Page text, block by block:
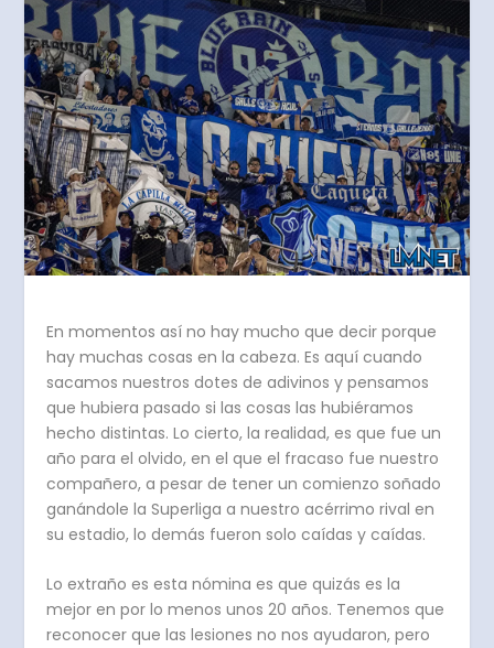
En momentos así no hay mucho que decir porque
hay muchas cosas en la cabeza. Es aquí cuando
sacamos nuestros dotes de adivinos y pensamos
que hubiera pasado si las cosas las hubiéramos
hecho distintas. Lo cierto, la realidad, es que fue un
año para el olvido, en el que el fracaso fue nuestro
compañero, a pesar de tener un comienzo soñado
ganándole la Superliga a nuestro acérrimo rival en
su estadio, lo demás fueron solo caídas y caídas.
Lo extraño es esta nómina es que quizás es la
mejor en por lo menos unos 20 años. Tenemos que
reconocer que las lesiones no nos ayudaron, pero